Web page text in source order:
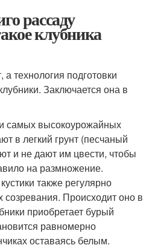
рассаду
клубника
технология подготовки
Заключается она в
самых высокоурожайных
в легкий грунт (песчаный
и не дают им цвести, чтобы
на размножение.
также регулярно
Происходит оно в
приобретает бурый
равномерно
оставаясь белым.